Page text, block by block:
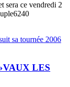
sera ce vendredi 2
sa tournée 2006
LES